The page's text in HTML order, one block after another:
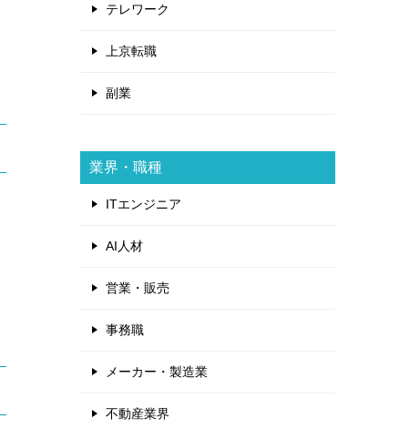
テレワーク
上京転職
副業
業界・職種
ITエンジニア
AI人材
営業・販売
事務職
メーカー・製造業
不動産業界